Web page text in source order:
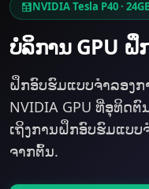
NVIDIA Tesla P40 ·
ບໍລິການ GPU
ຝຶກອົບຮົມແບບຈໍາລອງກ
NVIDIA GPU ທີ່ອຸທິດ
ເຖິງການຝຶກອົບຮົມແບບ
ຈາກຕົ້ນ.